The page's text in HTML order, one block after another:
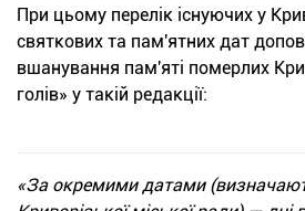
При цьому перелік існуючих у
святкових та пам'ятних дат
вшанування пам'яті померлих
голів» у такій редакції:
«За окремими датами